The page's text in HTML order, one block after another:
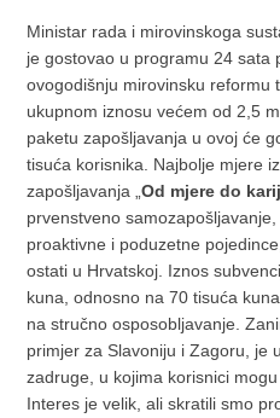
Ministar rada i mirovinskoga
je gostovao u programu 24 sata
ovogodišnju mirovinsku reformu
ukupnom iznosu većem od 2,5
paketu zapošljavanja u ovoj će
tisuća korisnika. Najbolje mjere
zapošljavanja „Od mjere do
prvenstveno
proaktivne i poduzetne
ostati u Hrvatskoj. Iznos
kuna, odnosno na 70 tisuća
na stručno osposobljavanje.
primjer za Slavoniju i Zagoru, je
zadruge, u kojima korisnici
Interes je velik, ali skratili smo